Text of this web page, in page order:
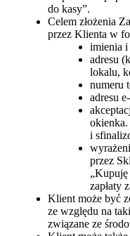
do kasy”.
Celem złożenia
przez Klienta w
imienia i
adresu
lokalu,
numeru
adresu
okienka.
i
przez
„Kupuję
zapłaty
Klient może być
ze względu na
związane ze